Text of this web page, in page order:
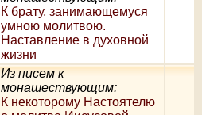
К брату, занимающемуся
умною молитвою.
Наставление в духовной
жизни
Из писем к
монашествующим:
К некоторому Настоятелю